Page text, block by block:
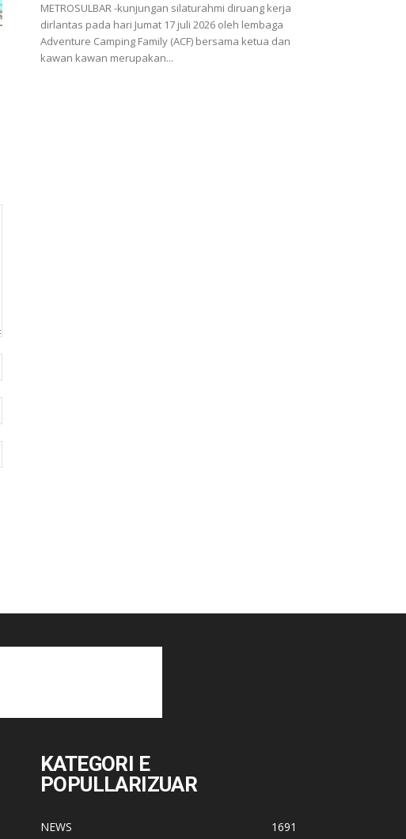
METROSULBAR -kunjungan silaturahmi diruang kerja
dirlantas pada hari Jumat 17 juli 2026 oleh lembaga
Adventure Camping Family (ACF) bersama ketua dan
kawan kawan merupakan...
KATEGORI E
POPULLARIZUAR
NEWS 1691